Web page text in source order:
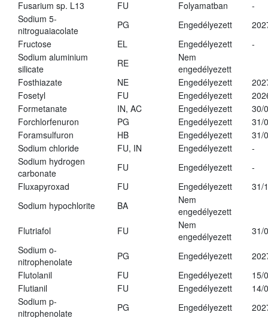
Fusarium sp. L13
FU Folyamatban
-
Sodium 5-
nitroguaiacolate
PG Engedélyezett
Fructose
EL Engedélyezett
-
Sodium aluminium
silicate
RE
Nem
engedélyezett
Fosthiazate
NE Engedélyezett
Fosetyl
FU Engedélyezett
Formetanate
IN, AC Engedélyezett
30/
Forchlorfenuron
PG Engedélyezett
31/
Foramsulfuron
HB Engedélyezett
31/
Sodium chloride
FU, IN Engedélyezett
-
Sodium hydrogen
carbonate
FU Engedélyezett
-
Fluxapyroxad
FU Engedélyezett
31/
Sodium hypochlorite
BA
Nem
engedélyezett
Flutriafol
FU
Nem
engedélyezett
31/
Sodium o-
nitrophenolate
PG Engedélyezett
Flutolanil
FU Engedélyezett
15/
Flutianil
FU Engedélyezett
14/
Sodium p-
nitrophenolate
PG Engedélyezett